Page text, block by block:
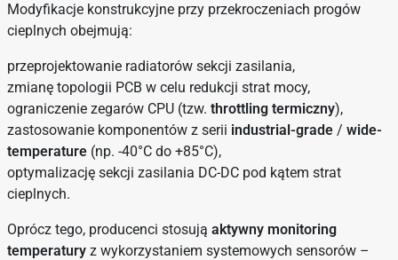
Modyfikacje konstrukcyjne przy przekroczeniach progów
cieplnych obejmują:
przeprojektowanie radiatorów sekcji zasilania,
zmianę topologii PCB w celu redukcji strat mocy,
ograniczenie zegarów CPU (tzw. throttling termiczny),
zastosowanie komponentów z serii industrial-grade / wide-
temperature (np. -40°C do +85°C),
optymalizację sekcji zasilania DC-DC pod kątem strat
cieplnych.
Oprócz tego, producenci stosują aktywny monitoring
temperatury z wykorzystaniem systemowych sensorów –